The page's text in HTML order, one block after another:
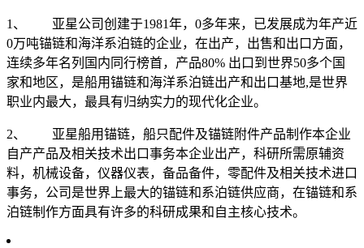
1、 亚星公司创建于1981年，0多年来，已发展成为年产近
0万吨锚链和海洋系泊链的企业，在出产，出售和出口方面，
连续多年名列国内同行榜首，产品80% 出口到世界50多个国
家和地区，是船用锚链和海洋系泊链出产和出口基地,是世界
职业内最大，最具有归纳实力的现代化企业。
2、 亚星船用锚链，船只配件及锚链附件产品制作本企业
自产产品及相关技术出口事务本企业出产，科研所需原辅资
料，机械设备，仪器仪表，备品备件，零配件及相关技术进口
事务，公司是世界上最大的锚链和系泊链供应商，在锚链和系
泊链制作方面具有许多的科研成果和自主核心技术。